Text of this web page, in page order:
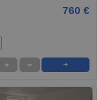
760 €
★ ➦ ➜